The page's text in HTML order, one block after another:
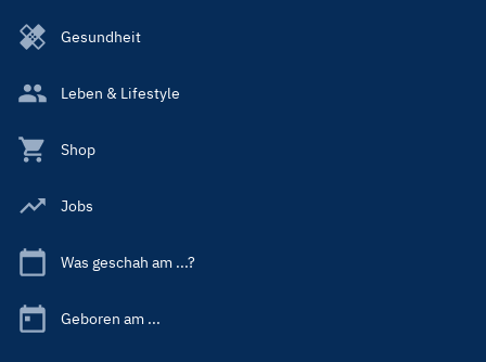
Gesundheit
Leben & Lifestyle
Shop
Jobs
Was geschah am ...?
Geboren am ...